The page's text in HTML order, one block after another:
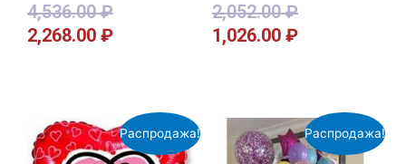
4,536.00₽
2,268.00 ₽
2,052.00₽
1,026.00 ₽
Распродажа! Распродажа!